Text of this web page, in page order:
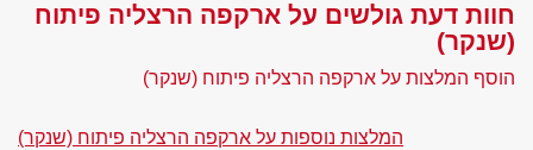
חוות דעת גולשים על ארקפה הרצליה פיתוח
(שנקר)
הוסף המלצות על ארקפה הרצליה פיתוח (שנקר)
המלצות נוספות על ארקפה הרצליה פיתוח (שנקר)